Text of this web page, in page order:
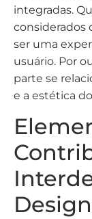
integradas.
considerados
ser uma
usuário. Por
parte se
e a estética
Design